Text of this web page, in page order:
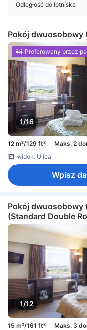
Odległość do lotniska
Pokój dwuosobowy
1/16
Preferowany przez
12 m²/129 ft² Maks. 2
widok: Ulica
Wpisz
Pokój dwuosobowy
(Standard Double
1/12
15 m²/161 ft² Maks. 3